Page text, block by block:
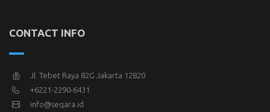
CONTACT INFO
Jl. Tebet Raya 82G Jakarta 12820
+6221-2290-6431
info@seqara.id